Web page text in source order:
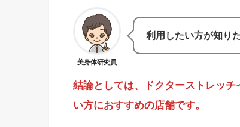
美身体研究員
利用したい方が知り
結論としては、ドクターストレッ
い方におすすめの店舗です。